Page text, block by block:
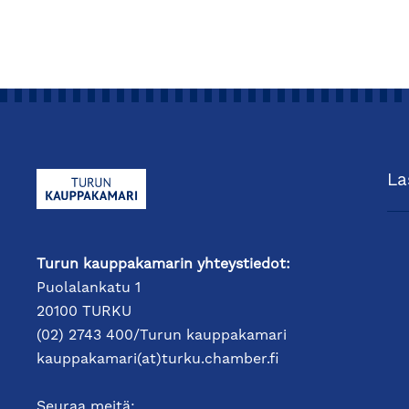
Turun kauppakamarin yhteystiedot:
Puolalankatu 1
20100 TURKU
(02) 2743 400/Turun kauppakamari
kauppakamari(at)turku.chamber.fi